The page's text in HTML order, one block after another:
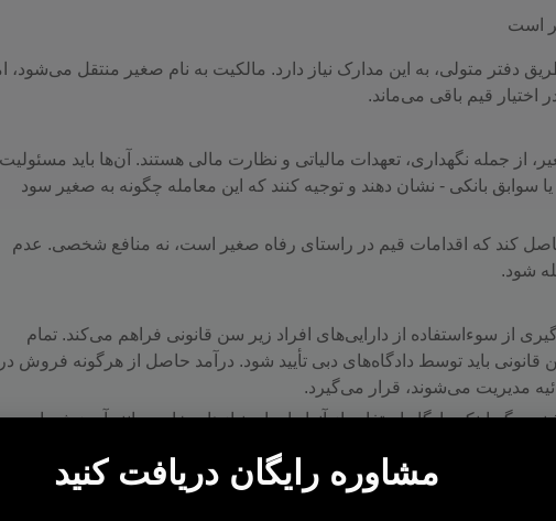
است
دفتر متولی، به این مدارک نیاز دارد. مالکیت به نام صغیر منتقل می‌شود،
از جمله نگهداری، تعهدات مالیاتی و نظارت مالی هستند. آن‌ها باید مسئولیت
بانکی - نشان دهند و توجیه کنند که این معامله چگونه به صغیر سود
حاصل کند که اقدامات قیم در راستای رفاه صغیر است، نه منافع شخصی. عدم
شود.
سوءاستفاده از دارایی‌های افراد زیر سن قانونی فراهم می‌کند. تمام
قانونی باید توسط دادگاه‌های دبی تأیید شود. درآمد حاصل از هرگونه فروش
مدیریت می‌شوند، قرار می‌گیرد.
مگر اینکه دادگاه استفاده از آنها را برای نیازهای خاص مانند آموزش یا
می‌کند که دارایی‌های مالی خردسالان تا زمانی که از نظر قانونی قادر به
مشاوره رایگان دریافت کنید